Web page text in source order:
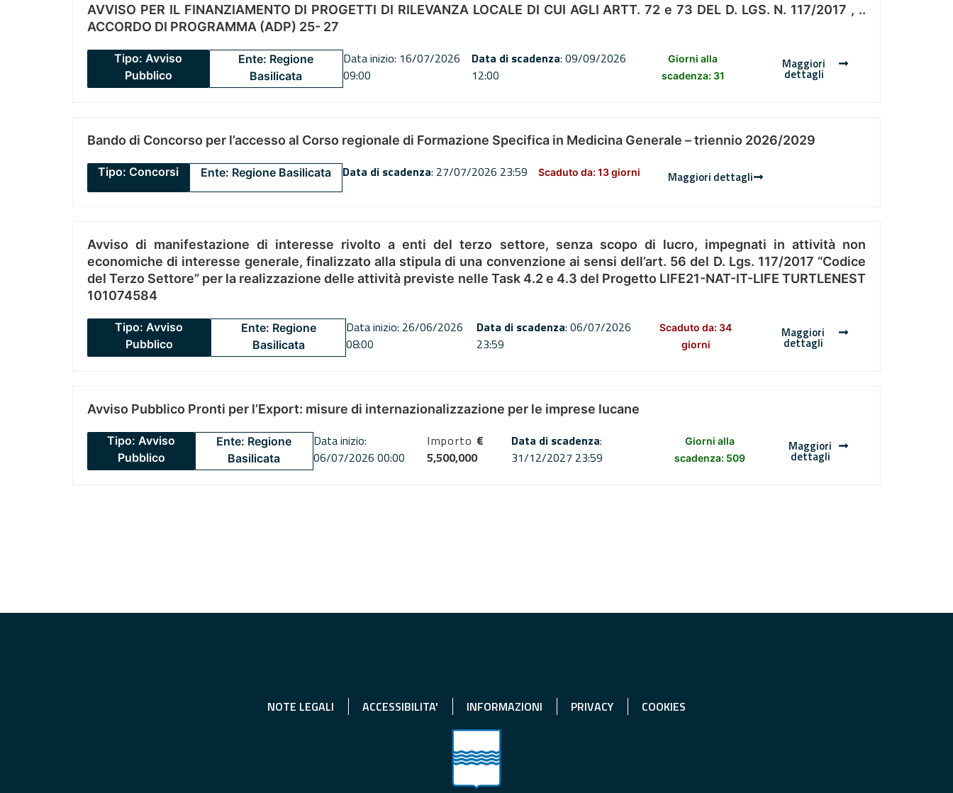
AVVISO PER IL FINANZIAMENTO DI PROGETTI DI RILEVANZA LOCALE DI CUI AGLI ARTT. 72 e 73 DEL D. LGS. N. 117/2017 , ..
ACCORDO DI PROGRAMMA (ADP) 25- 27
Tipo: Avviso
Pubblico
Ente: Regione
Basilicata
Data inizio: 16/07/2026
09:00
Data di scadenza: 09/09/2026
12:00
Giorni alla
scadenza: 31
Maggiori
dettagli
Bando di Concorso per l’accesso al Corso regionale di Formazione Specifica in Medicina Generale – triennio 2026/2029
Tipo: Concorsi Ente: Regione Basilicata Data di scadenza: 27/07/2026 23:59 Scaduto da: 13 giorni Maggiori dettagli
Avviso di manifestazione di interesse rivolto a enti del terzo settore, senza scopo di lucro, impegnati in attività non
economiche di interesse generale, finalizzato alla stipula di una convenzione ai sensi dell’art. 56 del D. Lgs. 117/2017 “Codice
del Terzo Settore” per la realizzazione delle attività previste nelle Task 4.2 e 4.3 del Progetto LIFE21-NAT-IT-LIFE TURTLENEST
101074584
Tipo: Avviso
Pubblico
Ente: Regione
Basilicata
Data inizio: 26/06/2026
08:00
Data di scadenza: 06/07/2026
23:59
Scaduto da: 34
giorni
Maggiori
dettagli
Avviso Pubblico Pronti per l’Export: misure di internazionalizzazione per le imprese lucane
Tipo: Avviso
Pubblico
Ente: Regione
Basilicata
Data inizio:
06/07/2026 00:00
Importo €
5,500,000
Data di scadenza:
31/12/2027 23:59
Giorni alla
scadenza: 509
Maggiori
dettagli
NOTE LEGALI ACCESSIBILITA' INFORMAZIONI PRIVACY COOKIES